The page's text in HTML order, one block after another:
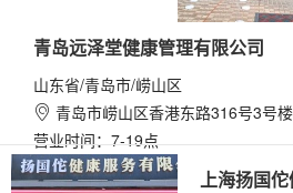
青岛远泽堂健康管理有限公司
山东省/青岛市/崂山区
 青岛市崂山区香港东路316号3号
营业时间：7-19点
上海扬国